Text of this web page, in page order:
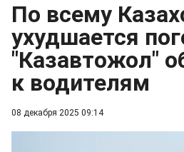
08 декабря 2025 09:14
По всему
ухудшается
"Казавтожол"
к водителям